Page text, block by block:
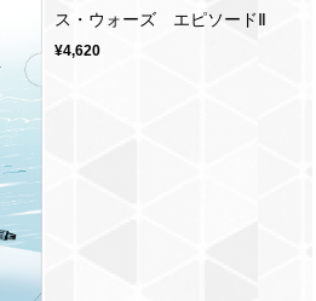
ス・ウォーズ エピソードⅡ
¥4,620